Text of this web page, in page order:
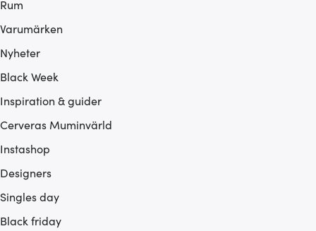
Rum
Varumärken
Nyheter
Black Week
Inspiration & guider
Cerveras Muminvärld
Instashop
Designers
Singles day
Black friday